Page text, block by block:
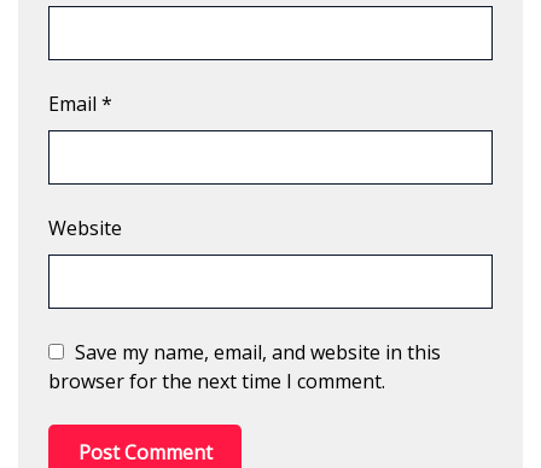
Email *
Website
Save my name, email, and website in this
browser for the next time I comment.